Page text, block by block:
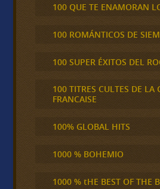
100 QUE TE ENAMORAN
100 ROMÁNTICOS DE
100 SUPER ÉXITOS DEL
100 TITRES CULTES DE LA
FRANCAISE
100% GLOBAL HITS
1000 % BOHEMIO
1000 % tHE BEST OF THE